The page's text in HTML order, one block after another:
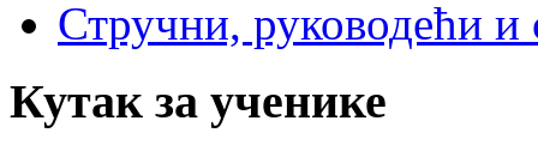
Стручни, руководећи и
Кутак за ученике